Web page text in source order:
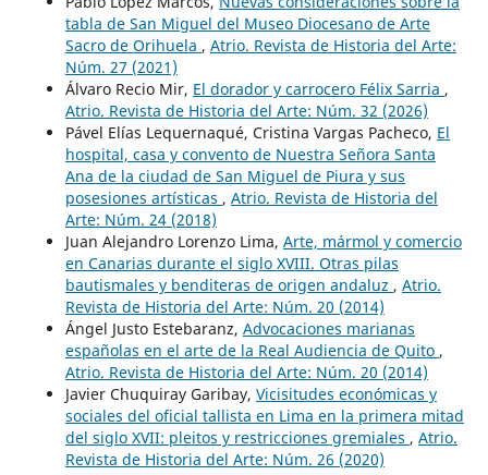
tabla de San Miguel del Museo Diocesano de Arte
Sacro de Orihuela , Atrio. Revista de Historia del Arte:
Núm. 27 (2021)
Álvaro Recio Mir, El dorador y carrocero Félix Sarria ,
Atrio. Revista de Historia del Arte: Núm. 32 (2026)
Pável Elías Lequernaqué, Cristina Vargas Pacheco, El
hospital, casa y convento de Nuestra Señora Santa
Ana de la ciudad de San Miguel de Piura y sus
posesiones artísticas , Atrio. Revista de Historia del
Arte: Núm. 24 (2018)
Juan Alejandro Lorenzo Lima, Arte, mármol y comercio
en Canarias durante el siglo XVIII. Otras pilas
bautismales y benditeras de origen andaluz , Atrio.
Revista de Historia del Arte: Núm. 20 (2014)
Ángel Justo Estebaranz, Advocaciones marianas
españolas en el arte de la Real Audiencia de Quito ,
Atrio. Revista de Historia del Arte: Núm. 20 (2014)
Javier Chuquiray Garibay, Vicisitudes económicas y
sociales del oficial tallista en Lima en la primera mitad
del siglo XVII: pleitos y restricciones gremiales , Atrio.
Revista de Historia del Arte: Núm. 26 (2020)